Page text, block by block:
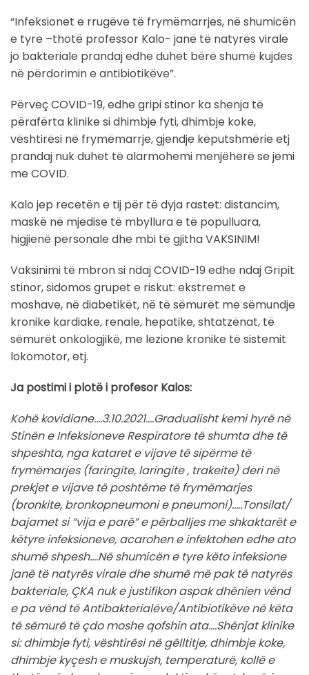
“Infeksionet e rrugëve të frymëmarrjes, në shumicën
e tyre –thotë professor Kalo- janë të natyrës virale
jo bakteriale prandaj edhe duhet bërë shumë kujdes
në përdorimin e antibiotikëve”.
Përveç COVID-19, edhe gripi stinor ka shenja të
përafërta klinike si dhimbje fyti, dhimbje koke,
vështirësi në frymëmarrje, gjendje këputshmërie etj
prandaj nuk duhet të alarmohemi menjëherë se jemi
me COVID.
Kalo jep recetën e tij për të dyja rastet: distancim,
maskë në mjedise të mbyllura e të populluara,
higjienë personale dhe mbi të gjitha VAKSINIM!
Vaksinimi të mbron si ndaj COVID-19 edhe ndaj Gripit
stinor, sidomos grupet e riskut: ekstremet e
moshave, në diabetikët, në të sëmurët me sëmundje
kronike kardiake, renale, hepatike, shtatzënat, të
sëmurët onkologjikë, me lezione kronike të sistemit
lokomotor, etj.
Ja postimi i plotë i profesor Kalos:
Kohë kovidiane….3.10.2021….Gradualisht kemi hyrë në
Stinën e Infeksioneve Respiratore të shumta dhe të
shpeshta, nga kataret e vijave të sipërme të
frymëmarjes (faringite, laringite , trakeite) deri në
prekjet e vijave të poshtëme të frymëmarjes
(bronkite, bronkopneumoni e pneumoni)…..Tonsilat/
bajamet si “vija e parë” e përballjes me shkaktarët e
këtyre infeksioneve, acarohen e infektohen edhe ato
shumë shpesh….Në shumicën e tyre këto infeksione
janë të natyrës virale dhe shumë më pak të natyrës
bakteriale, ÇKA nuk e justifikon aspak dhënien vënd
e pa vënd të Antibakterialëve/Antibiotikëve në këta
të sëmurë të çdo moshe qofshin ata….Shënjat klinike
si: dhimbje fyti, vështirësi në gëlltitje, dhimbje koke,
dhimbje kyçesh e muskujsh, temperaturë, kollë e